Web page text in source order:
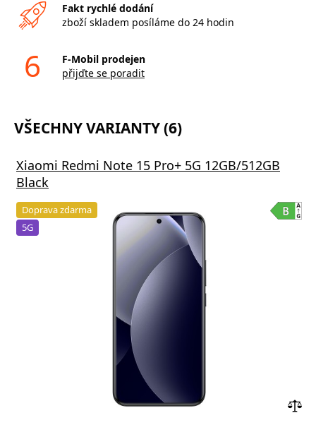
Fakt rychlé dodání
zboží skladem posíláme do 24 hodin
6
F-Mobil prodejen
přijďte se poradit
VŠECHNY VARIANTY (6)
Xiaomi Redmi Note 15 Pro+ 5G 12GB/512GB
Black
Doprava zdarma
5G